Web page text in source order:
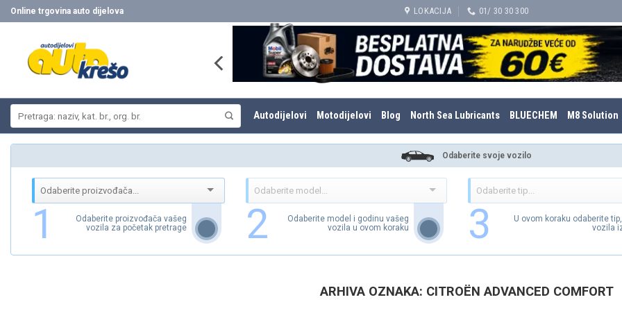
Skip
to
Online trgovina auto dijelova LOKACIJA 01/ 30 30 300
Autodijelovi Motodijelovi Blog North Sea Lubricants BLUECHEM M8 Solution
Odaberite svoje vozilo
1
Odaberite proizvođača vašeg
vozila za početak pretrage
2
Odaberite model i godinu vašeg
vozila u ovom koraku
3
U ovom koraku odaberite
vozila
ARHIVA OZNAKA: CITROËN ADVANCED COMFORT